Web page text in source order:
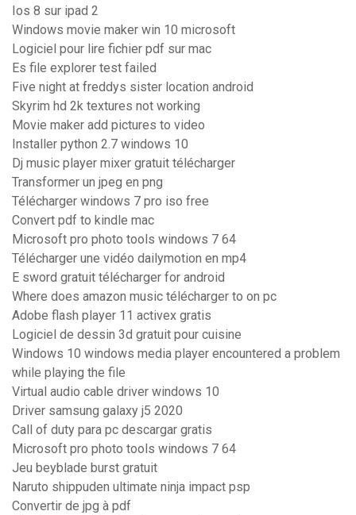
Ios 8 sur ipad 2
Windows movie maker win 10 microsoft
Logiciel pour lire fichier pdf sur mac
Es file explorer test failed
Five night at freddys sister location android
Skyrim hd 2k textures not working
Movie maker add pictures to video
Installer python 2.7 windows 10
Dj music player mixer gratuit télécharger
Transformer un jpeg en png
Télécharger windows 7 pro iso free
Convert pdf to kindle mac
Microsoft pro photo tools windows 7 64
Télécharger une vidéo dailymotion en mp4
E sword gratuit télécharger for android
Where does amazon music télécharger to on pc
Adobe flash player 11 activex gratis
Logiciel de dessin 3d gratuit pour cuisine
Windows 10 windows media player encountered a problem
while playing the file
Virtual audio cable driver windows 10
Driver samsung galaxy j5 2020
Call of duty para pc descargar gratis
Microsoft pro photo tools windows 7 64
Jeu beyblade burst gratuit
Naruto shippuden ultimate ninja impact psp
Convertir de jpg à pdf